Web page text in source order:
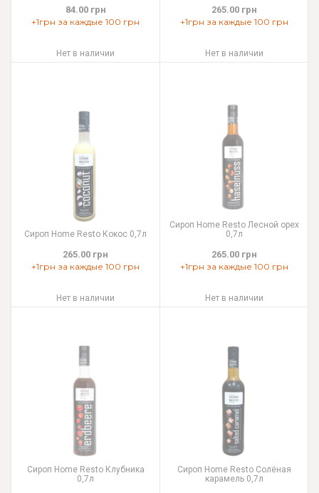
84.00 грн
+1грн за каждые 100 грн
Нет в наличии
265.00 грн
+1грн за каждые 100 грн
Нет в наличии
Сироп Home Resto Кокос 0,7л
265.00 грн
+1грн за каждые 100 грн
Нет в наличии
Сироп Home Resto Лесной орех
0,7л
265.00 грн
+1грн за каждые 100 грн
Нет в наличии
Сироп Home Resto Клубника
0,7л
Cироп Home Resto Солёная
карамель 0,7л